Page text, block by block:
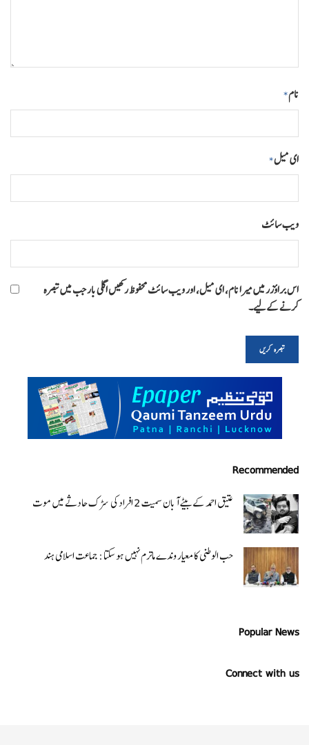
نام*
ای میل*
ویب‌ سائٹ
اس براؤزر میں میرا نام، ای میل، اور ویب سائٹ محفوظ رکھیں اگلی بار جب میں تبصرہ
کرنے کےلیے۔
Recommended
عتیق احمد کے بیٹے آبان سمیت 2 افراد کی سڑک حادثے میں موت
حب الوطنی کا معیار وندے ماترم نہیں ہو سکتا : جماعت اسلامی ہند
Popular News
Connect with us